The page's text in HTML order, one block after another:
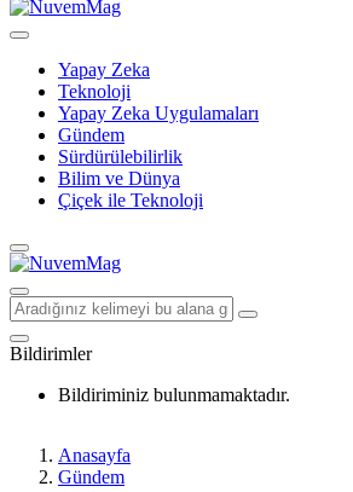
Yapay Zeka
Teknoloji
Yapay Zeka Uygulamaları
Gündem
Sürdürülebilirlik
Bilim ve Dünya
Çiçek ile Teknoloji
Bildirimler
Bildiriminiz bulunmamaktadır.
Anasayfa
Gündem